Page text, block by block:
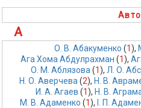
А
О. В. Абакуменко (1),
Ага Хома Абдулрахман (1),
О. М. Аблязова (1), Л. О.
Н. О. Аверчева (2), Н. В.
И. А. Агаев (1), Н. В.
М. В. Адаменко (1), І. П.